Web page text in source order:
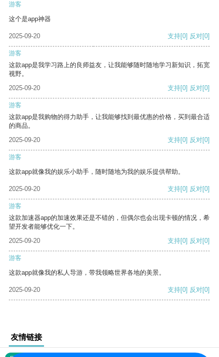
游客
这个是app神器
2025-09-20 支持[0] 反对[0]
游客
这款app是我学习路上的良师益友，让我能够随时随地学习新知识，拓宽
视野。
2025-09-20
支持[0] 反对[0]
游客
这款app是我购物的得力助手，让我能够找到最优惠的价格，买到最合适
的商品。
2025-09-20
支持[0] 反对[0]
游客
这款app就像我的娱乐小助手，随时随地为我的娱乐提供帮助。
2025-09-20 支持[0] 反对[0]
游客
这款加速器app的加速效果还是不错的，但偶尔也会出现卡顿的情况，希
望开发者能够优化一下。
2025-09-20
支持[0] 反对[0]
游客
这款app就像我的私人导游，带我领略世界各地的美景。
2025-09-20 支持[0] 反对[0]
友情链接